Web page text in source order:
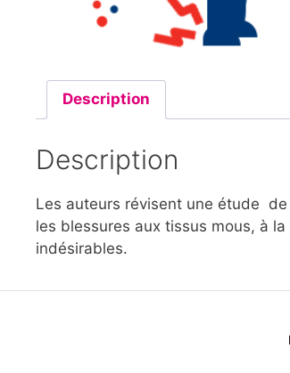
Description
Description
Les auteurs révisent une étude
les blessures aux tissus mous, à la
indésirables.